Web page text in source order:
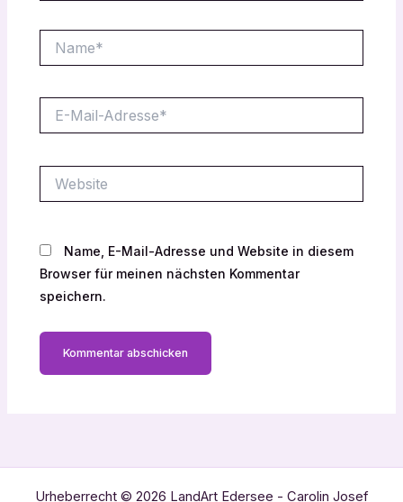
Mail-
Name, E-Mail-Adresse und Website in diesem
Browser für meinen nächsten Kommentar
speichern.
Urheberrecht © 2026 LandArt Edersee - Carolin Josef